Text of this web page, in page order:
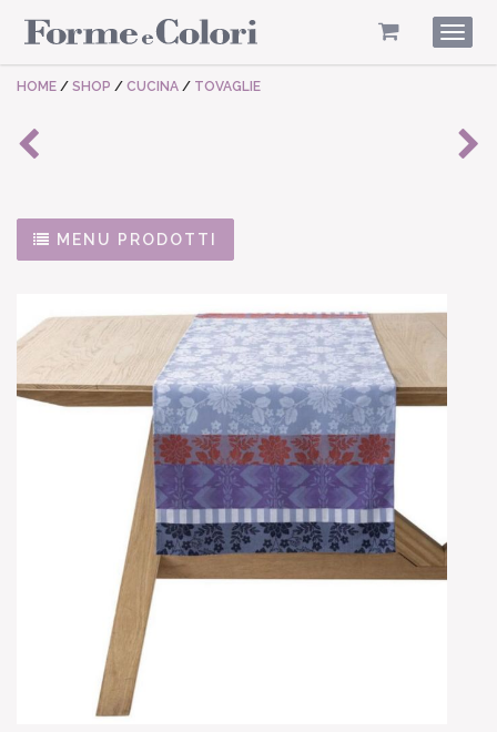
HOME / SHOP / CUCINA / TOVAGLIE
MENU PRODOTTI